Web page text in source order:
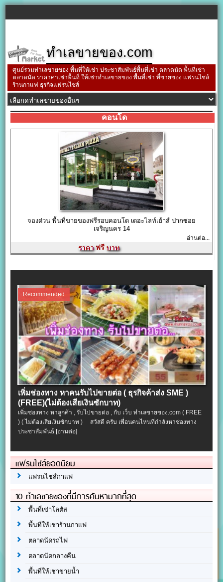
ทำเลขายของ.com
ศูนย์รวมทำเลขายของ พื้นที่ให้เช่า ประชาสัมพันธ์พื้นที่เช่า ตลาดนัด พื้นที่เช่า
ตลาดนัด ราคาค่าเช่าพื้นที่ ให้เช่าทำเลขายของ พื้นที่เช่า ที่ขายของ แฟรนไชส์
ร้านกาแฟ ธุรกิจแฟรนไชส์
คอนโด
จองด่วน พื้นที่ขายของฟรีรอบคอนโด เดอะไลท์เฮ้าส์ ปากซอย
เจริญนคร 14
อ่านต่อ...
ฟรี
Recommended
เพิ่มช่องทาง หาคนรับไปขายต่อ ( ธุรกิจค้าส่ง SME )
(FREE)(ไม่ต้องเสียเงินซักบาท)
เพิ่มช่องทาง หาลูกค้า , รับไปขายต่อ , กับ เว็บ ทำเลขายของ.com ( FREE
) ( ไม่ต้องเสียเงินซักบาท ) สวัสดี ครับ เพื่อนคนไหนที่กำลังหาช่องทาง
ประชาสัมพันธ์[อ่านต่อ]
แฟรนไชส์ยอดนิยม
แฟรนไชส์กาแฟ
10 ทำเลขายของที่มีการค้นหามากที่สุด
พื้นที่เช่าโลตัส
พื้นที่ให้เช่าร้านกาแฟ
ตลาดนัดรถไฟ
ตลาดนัดกลางคืน
พื้นที่ให้เช่าขายน้ำ